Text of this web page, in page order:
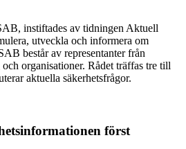
instiftades av tidningen Aktuell
utveckla och informera om
består av representanter från
organisationer. Rådet träffas tre till
aktuella säkerhetsfrågor.
först